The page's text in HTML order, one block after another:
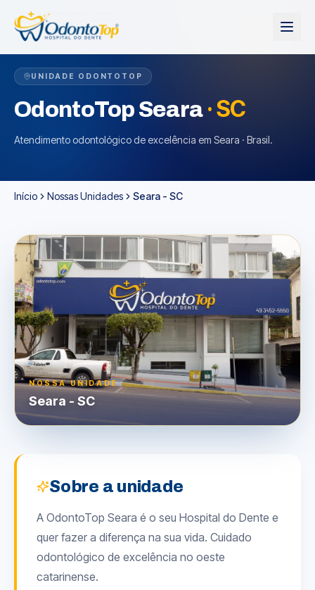
UNIDADE ODONTOTOP
OdontoTop Seara·SC
Atendimento odontológico de excelência em Seara · Brasil.
Início Nossas Unidades Seara - SC
NOSSA UNIDADE
Seara - SC
Sobre a unidade
A OdontoTop Seara é o seu Hospital do Dente e
quer fazer a diferença na sua vida. Cuidado
odontológico de excelência no oeste
catarinense.